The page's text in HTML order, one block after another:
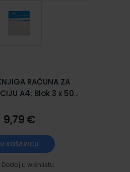
RAČUNA ZA
A4; Blok 3 x 50
9,79 €
U KOŠARICU
Dodaj u wishlistu